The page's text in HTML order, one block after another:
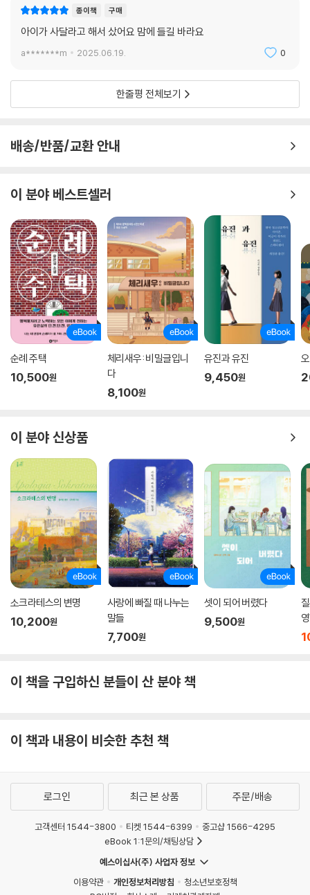
종이책 구매
아이가 사달라고 해서 샀어요 맘에 들길 바라요
a*******m 2025.06.19. 0
한줄평 전체보기
배송/반품/교환 안내
이 분야 베스트셀러
순례 주택
10,500원
체리새우: 비밀글입니
다
8,100원
유진과 유진
9,450원
이 분야 신상품
소크라테스의 변명
10,200원
사랑에 빠질 때 나누는
말들
7,700원
셋이 되어 버렸다
9,500원
이 책을 구입하신 분들이 산 분야 책
이 책과 내용이 비슷한 추천 책
로그인 최근 본 상품 주문/배송
고객센터 1544-3800 티켓 1544-6399
중고샵 1566-4295
eBook 1:1문의/채팅상담
예스이십사(주) 사업자 정보
이용약관
개인정보처리방침
청소년보호정책